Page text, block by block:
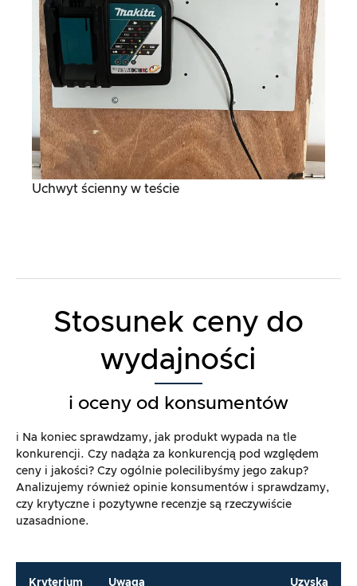
Uchwyt ścienny w teście
Stosunek ceny do
wydajności
i oceny od konsumentów
ℹ️ Na koniec sprawdzamy, jak produkt wypada na tle
konkurencji. Czy nadąża za konkurencją pod względem
ceny i jakości? Czy ogólnie polecilibyśmy jego zakup?
Analizujemy również opinie konsumentów i sprawdzamy,
czy krytyczne i pozytywne recenzje są rzeczywiście
uzasadnione.
Kryterium Uwaga Uzyska